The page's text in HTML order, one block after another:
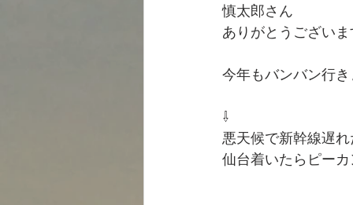
慎太郎さん
ありがとうございま
今年もバンバン行
⇩
悪天候で新幹線遅
仙台着いたらピー